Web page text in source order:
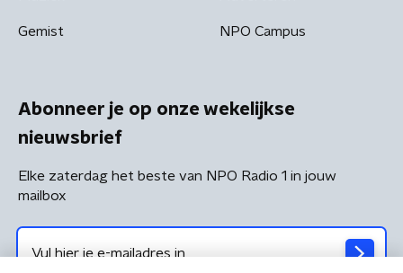
Gemist NPO Campus
Abonneer je op onze wekelijkse
nieuwsbrief
Elke zaterdag het beste van NPO Radio 1 in jouw
mailbox